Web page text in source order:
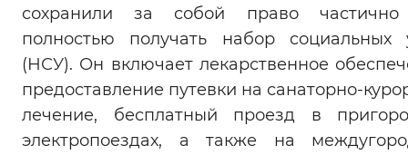
Цвет сайта
Монохромный Инверсивный
Синий фон
Изображения
сохранили за собой право
полностью получать набор социальных
(НСУ). Он включает лекарственное
предоставление путевки на санаторно-
лечение, бесплатный проезд в
электропоездах, а также на